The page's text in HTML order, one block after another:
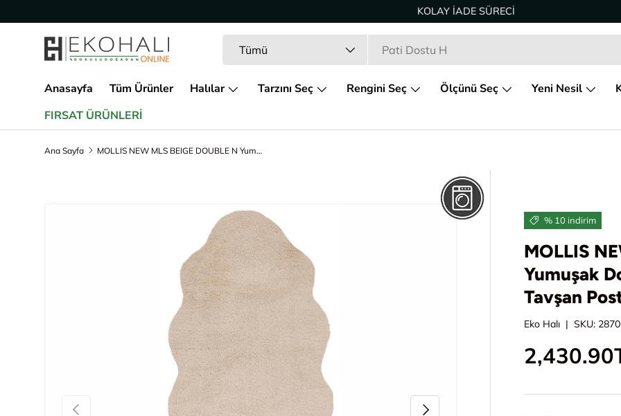
İçeriğe geç
KOLAY İADE SÜRECİ
Tümü
Anasayfa Tüm Ürünler Halılar Tarzını Seç Rengini Seç Ölçünü Seç Yeni Nesil
FIRSAT ÜRÜNLERİ
Ana Sayfa MOLLIS NEW MLS BEIGE DOUBLE N Yumuşak Dokulu Uzun Tüylü Yıkanabilir Tavşan Postu
Önceki Sonraki
% 10 indirim
MOLLIS
Yumuşak
Tavşan
Eko Halı |SKU:
İndirimli